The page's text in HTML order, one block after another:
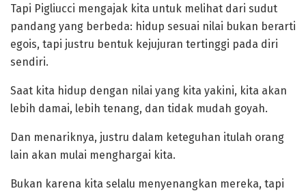
Tapi Pigliucci mengajak kita untuk melihat dari sudut
pandang yang berbeda: hidup sesuai nilai bukan berarti
egois, tapi justru bentuk kejujuran tertinggi pada diri
sendiri.
‎Saat kita hidup dengan nilai yang kita yakini, kita akan
lebih damai, lebih tenang, dan tidak mudah goyah.
Dan menariknya, justru dalam keteguhan itulah orang
lain akan mulai menghargai kita.
Bukan karena kita selalu menyenangkan mereka, tapi